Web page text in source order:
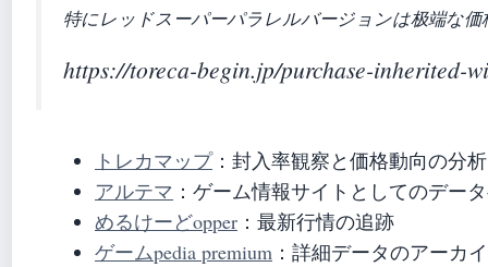
特にレッドスーパーパラレルバージョンは极端な
https://toreca-begin.jp/purchase-inherited-
トレカマップ：封入率観察と価格動向の分析
アルテマ ：ゲーム情報サイトとしてのデー
めるけーどopper ：最新行情の追跡
ゲームpedia premium ：詳細データのアーカ